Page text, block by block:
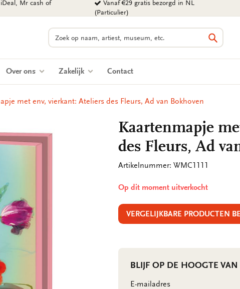
Mr cash of
Vanaf €29 gratis bezorgd in NL
(Particulier)
Zoeken
Zoeken
Over ons Zakelijk Contact
met env, vierkant: Ateliers des Fleurs, Ad van Bokhoven
Kaartenmapje
des Fleurs, Ad
Artikelnummer: WMC1111
Op dit moment uitverkocht
VERGELIJKBARE PRODUCTEN
BLIJF OP DE HOOGTE
E-mailadres